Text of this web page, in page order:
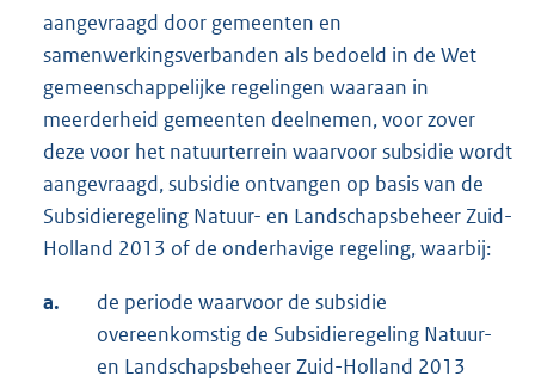
aangevraagd door gemeenten en
samenwerkingsverbanden als bedoeld in de Wet
gemeenschappelijke regelingen waaraan in
meerderheid gemeenten deelnemen, voor zover
deze voor het natuurterrein waarvoor subsidie wordt
aangevraagd, subsidie ontvangen op basis van de
Subsidieregeling Natuur- en Landschapsbeheer Zuid-
Holland 2013 of de onderhavige regeling, waarbij:
a.
de periode waarvoor de subsidie
overeenkomstig de Subsidieregeling Natuur-
en Landschapsbeheer Zuid-Holland 2013